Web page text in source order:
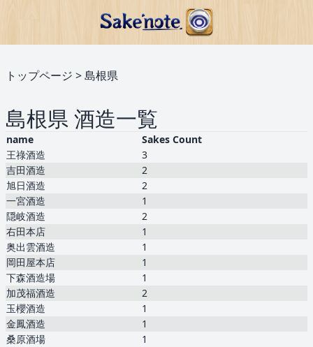
トップページ >島根県
島根県 酒造一覧
name
Sakes Count
王祿酒造
3
吉田酒造
2
旭日酒造
2
一宮酒造
1
隠岐酒造
2
右田本店
1
奥出雲酒造
1
岡田屋本店
1
下森酒造場
1
加茂福酒造
2
玉櫻酒造
1
金鳳酒造
1
桑原酒場
1